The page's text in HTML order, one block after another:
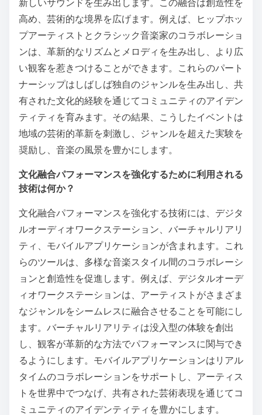
新しいサウンドを生み出します。この融合は創造性を
高め、芸術的な境界を広げます。例えば、ヒップホッ
プアーティストとクラシック音楽家のコラボレーショ
ンは、革新的なリズムとメロディを生み出し、より広
い観客を惹きつけることができます。これらのパート
ナーシップはしばしば独自のジャンルを生み出し、共
有された文化的経験を通じてコミュニティのアイデン
ティティを育みます。その結果、こうしたイベントは
地域の芸術的革新を刺激し、ジャンルを超えた実験を
奨励し、音楽の風景を豊かにします。
文化融合パフォーマンスを強化するために利用される
技術は何か？
文化融合パフォーマンスを強化する技術には、デジタ
ルオーディオワークステーション、バーチャルリアリ
ティ、モバイルアプリケーションが含まれます。これ
らのツールは、多様な音楽スタイル間のコラボレーシ
ョンと創造性を促進します。例えば、デジタルオーデ
ィオワークステーションは、アーティストがさまざま
なジャンルをシームレスに融合させることを可能にし
ます。バーチャルリアリティは没入型の体験を創出
し、観客が革新的な方法でパフォーマンスに関与でき
るようにします。モバイルアプリケーションはリアル
タイムのコラボレーションをサポートし、アーティス
トを世界中でつなげ、共有された芸術表現を通じてコ
ミュニティのアイデンティティを豊かにします。